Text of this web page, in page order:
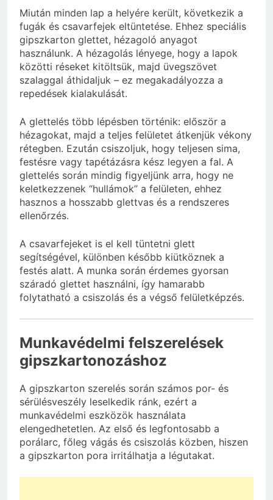
Miután minden lap a helyére került, következik a
fugák és csavarfejek eltüntetése. Ehhez speciális
gipszkarton glettet, hézagoló anyagot
használunk. A hézagolás lényege, hogy a lapok
közötti réseket kitöltsük, majd üvegszövet
szalaggal áthidaljuk – ez megakadályozza a
repedések kialakulását.
A glettelés több lépésben történik: először a
hézagokat, majd a teljes felületet átkenjük vékony
rétegben. Ezután csiszoljuk, hogy teljesen sima,
festésre vagy tapétázásra kész legyen a fal. A
glettelés során mindig figyeljünk arra, hogy ne
keletkezzenek “hullámok” a felületen, ehhez
hasznos a hosszabb glettvas és a rendszeres
ellenőrzés.
A csavarfejeket is el kell tüntetni glett
segítségével, különben később kiütköznek a
festés alatt. A munka során érdemes gyorsan
száradó glettet használni, így hamarabb
folytatható a csiszolás és a végső felületképzés.
Munkavédelmi felszerelések
gipszkartonozáshoz
A gipszkarton szerelés során számos por- és
sérülésveszély leselkedik ránk, ezért a
munkavédelmi eszközök használata
elengedhetetlen. Az első és legfontosabb a
porálarc, főleg vágás és csiszolás közben, hiszen
a gipszkarton pora irritálhatja a légutakat.